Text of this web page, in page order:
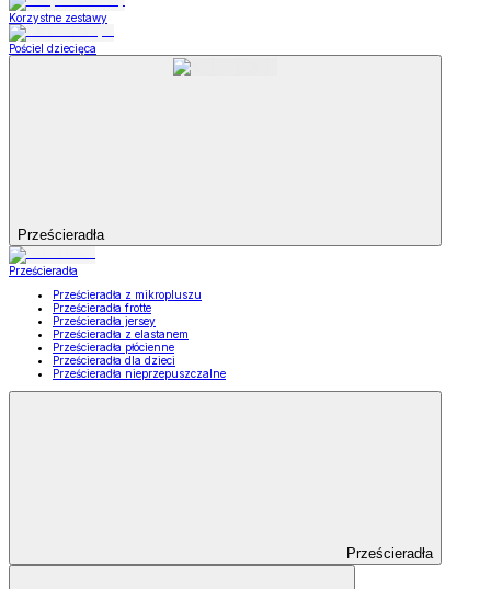
Korzystne zestawy
Pościel dziecięca
Prześcieradła
Prześcieradła
Prześcieradła z mikropluszu
Prześcieradła frotte
Prześcieradła jersey
Prześcieradła z elastanem
Prześcieradła płócienne
Prześcieradła dla dzieci
Prześcieradła nieprzepuszczalne
Prześcieradła